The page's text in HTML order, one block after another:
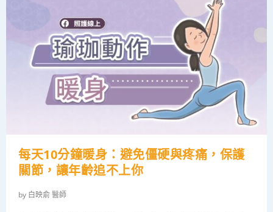
每天10分鐘暖身：避免僵硬與疼痛，保護
關節，讓年齡追不上你
by 白映俞 醫師